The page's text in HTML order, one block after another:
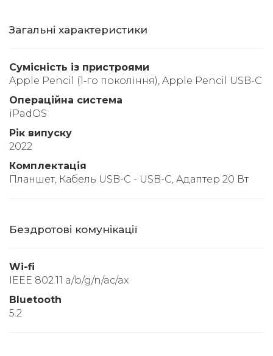
Загальні характеристики
Сумісність із пристроями
Apple Pencil (1‑го покоління), Apple Pencil USB-C
Операційна система
iPadOS
Рік випуску
2022
Комплектація
Планшет, Кабель USB-C - USB-C, Адаптер 20 Вт
Бездротові комунікації
Wi-fi
IEEE 802.11 a/b/g/n/ac/ax
Bluetooth
5.2